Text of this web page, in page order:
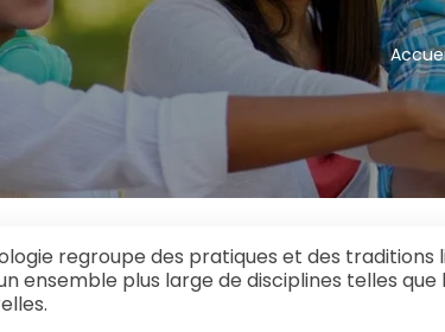
regroupe des pratiques et des
ensemble plus large de disciplines telles